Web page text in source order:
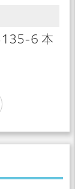
6 本